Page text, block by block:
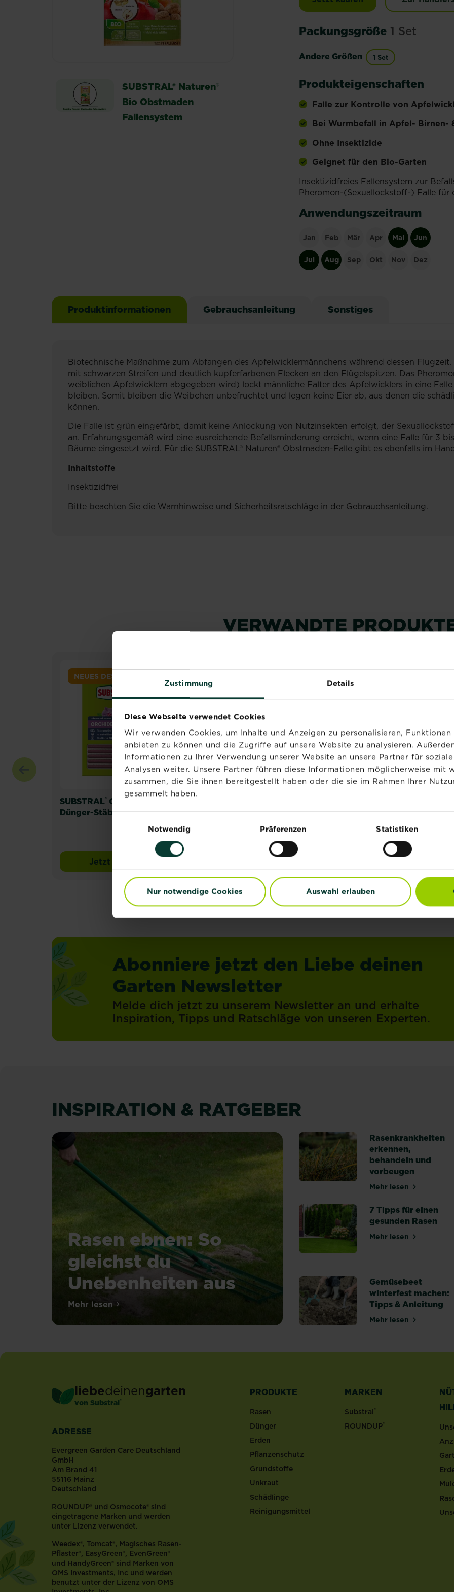
Zustimmung Details
Diese Webseite verwendet Cookies
Wir verwenden Cookies, um Inhalte und Anzeigen zu personalisieren,
anbieten zu können und die Zugriffe auf unsere Website zu analysieren.
Informationen zu Ihrer Verwendung unserer Website an unsere Partner für
Analysen weiter. Unsere Partner führen diese Informationen möglicherweise mit
zusammen, die Sie ihnen bereitgestellt haben oder die sie im Rahmen Ihrer
gesammelt haben.
Einwilligungsauswahl
Notwendig
Präferenzen Statistiken
Nur notwendige Cookies Auswahl erlauben
SUBSTRAL® Naturen®
Bio Obstmaden
Fallensystem
Packungsgröße 1 Set
Andere Größen 1 Set
Produkteigenschaften
Falle zur Kontrolle von
Bei Wurmbefall in Apfel- Birnen-
Ohne Insektizide
Geignet für den Bio-Garten
Insektizidfreies Fallensystem zur
Pheromon-(Sexuallockstoff-) Falle für
Anwendungszeitraum
Jan Feb Mär Apr Mai Jun
Jul Aug Sep Okt Nov Dez
Produktinformationen Gebrauchsanleitung Sonstiges
Biotechnische Maßnahme zum Abfangen des Apfelwicklermännchens während dessen
mit schwarzen Streifen und deutlich kupferfarbenen Flecken an den Flügelspitzen. Das
weiblichen Apfelwicklern abgegeben wird) lockt männliche Falter des Apfelwicklers in eine
bleiben. Somit bleiben die Weibchen unbefruchtet und legen keine Eier ab, aus denen die
können.
Die Falle ist grün eingefärbt, damit keine Anlockung von Nutzinsekten erfolgt, der
an. Erfahrungsgemäß wird eine ausreichende Befallsminderung erreicht, wenn eine Falle für 3
Bäume eingesetzt wird. Für die SUBSTRAL® Naturen® Obstmaden-Falle gibt es ebenfalls im
Inhaltstoffe
Insektizidfrei
Bitte beachten Sie die Warnhinweise und Sicherheitsratschläge in der Gebrauchsanleitung.
VERWANDTE
SUBSTRAL® Orchideen
Dünger-Stäbchen
Jetzt kaufen
NEUES DESIGN
Universal 20 L
Zur Händlersuche
Langzeitdünger
Koniferen, Hecken und
Sträucher 1,2 kg
Jetzt kaufen
Abonniere jetzt den Liebe deinen
Garten Newsletter
Melde dich jetzt zu unserem Newsletter an und erhalte
Inspiration, Tipps und Ratschläge von unseren Experten.
INSPIRATION & RATGEBER
Rasen ebnen: So
gleichst du
Unebenheiten aus
Mehr lesenüber Rasen ebnen: So gleichst du Unebenheiten aus
Rasenkrankheiten
erkennen,
behandeln und
vorbeugen
Mehr lesen
über
7 Tipps für einen
gesunden Rasen
Mehr lesenüber 7 Tipps für
Gemüsebeet
winterfest machen:
Tipps & Anleitung
Mehr lesen
über
liebedeinengarten
von Substral®
ADRESSE
Evergreen Garden Care Deutschland
GmbH
Am Brand 41
55116 Mainz
Deutschland
ROUNDUP® und Osmocote® sind
eingetragene Marken und werden
unter Lizenz verwendet.
Weedex®, Tomcat®, Magisches Rasen-
Pflaster®, EasyGreen®, EvenGreen®
und HandyGreen® sind Marken von
OMS Investments, Inc und werden
benutzt unter der Lizenz von OMS
PRODUKTE
Rasen
Dünger
Erden
Pflanzenschutz
Grundstoffe
Unkraut
Schädlinge
Reinigungsmittel
MARKEN
Substral®
ROUNDUP®